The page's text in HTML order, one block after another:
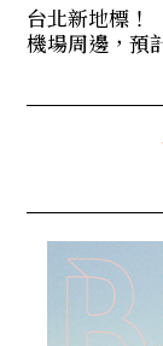
台北新地標！
機場周邊，預